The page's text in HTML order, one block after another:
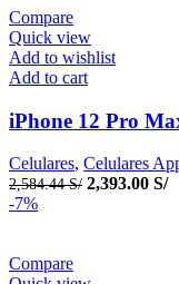
Compare
Quick view
Add to wishlist
Add to cart
iPhone 12 Pro
Celulares, Celulares
2,584.44S/ 2,393.00 S/
-7%
Compare